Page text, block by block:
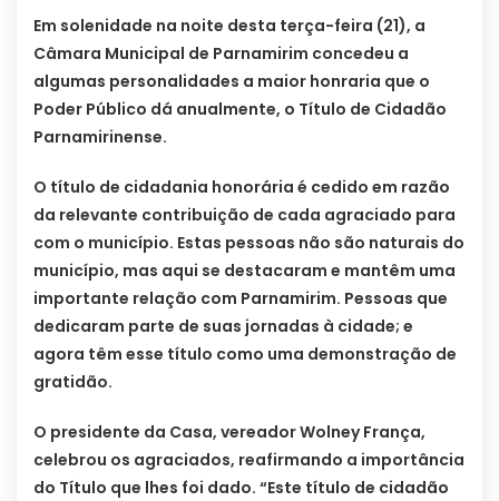
Em solenidade na noite desta terça-feira (21), a
Câmara Municipal de Parnamirim concedeu a
algumas personalidades a maior honraria que o
Poder Público dá anualmente, o Título de Cidadão
Parnamirinense.
O título de cidadania honorária é cedido em razão
da relevante contribuição de cada agraciado para
com o município. Estas pessoas não são naturais do
município, mas aqui se destacaram e mantêm uma
importante relação com Parnamirim. Pessoas que
dedicaram parte de suas jornadas à cidade; e
agora têm esse título como uma demonstração de
gratidão.
O presidente da Casa, vereador Wolney França,
celebrou os agraciados, reafirmando a importância
do Título que lhes foi dado. “Este título de cidadão